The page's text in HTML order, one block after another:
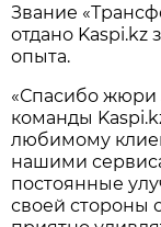
Звание
отдано Kaspi.kz
опыта.
«Спасибо жюри
команды
любимому
нашими
постоянные
своей стороны